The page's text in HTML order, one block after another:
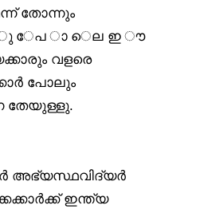
തോന്നും
േപ ാ െല ഇ ൗ
വളരെ
പോലും
തേയുള്ളു.
അഭ്യസ്ഥവിദ്യർ
ഇന്ത്യ